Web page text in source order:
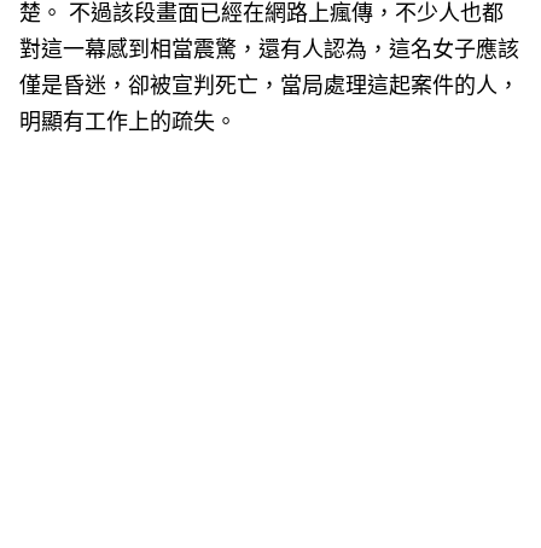
楚。 不過該段畫面已經在網路上瘋傳，不少人也都
對這一幕感到相當震驚，還有人認為，這名女子應該
僅是昏迷，卻被宣判死亡，當局處理這起案件的人，
明顯有工作上的疏失。